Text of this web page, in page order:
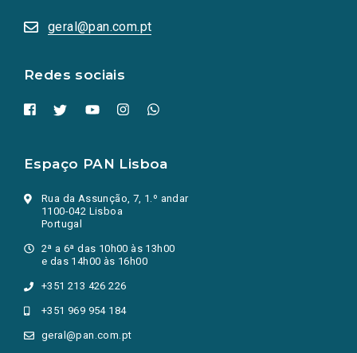
geral@pan.com.pt
Redes sociais
numa
nova
Espaço PAN Lisboa
Rua da Assunção, 7, 1.º andar
1100-042 Lisboa
Portugal
2ª a 6ª das 10h00 às 13h00
e das 14h00 às 16h00
+351 213 426 226
+351 969 954 184
geral@pan.com.pt